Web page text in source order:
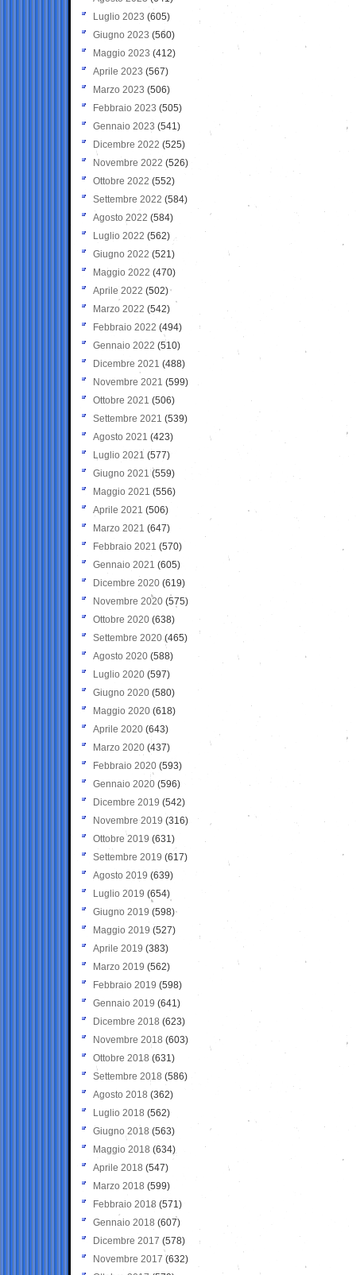
Luglio 2023 (605)
Giugno 2023 (560)
Maggio 2023 (412)
Aprile 2023 (567)
Marzo 2023 (506)
Febbraio 2023 (505)
Gennaio 2023 (541)
Dicembre 2022 (525)
Novembre 2022 (526)
Ottobre 2022 (552)
Settembre 2022 (584)
Agosto 2022 (584)
Luglio 2022 (562)
Giugno 2022 (521)
Maggio 2022 (470)
Aprile 2022 (502)
Marzo 2022 (542)
Febbraio 2022 (494)
Gennaio 2022 (510)
Dicembre 2021 (488)
Novembre 2021 (599)
Ottobre 2021 (506)
Settembre 2021 (539)
Agosto 2021 (423)
Luglio 2021 (577)
Giugno 2021(559)
Maggio 2021 (556)
Aprile 2021 (506)
Marzo 2021 (647)
Febbraio 2021 (570)
Gennaio 2021 (605)
Dicembre 2020 (619)
Novembre 2020 (575)
Ottobre 2020 (638)
Settembre 2020(465)
Agosto 2020 (588)
Luglio 2020 (597)
Giugno 2020 (580)
Maggio 2020 (618)
Aprile 2020 (643)
Marzo 2020 (437)
Febbraio 2020 (593)
Gennaio 2020 (596)
Dicembre 2019 (542)
Novembre 2019 (316)
Ottobre 2019 (631)
Settembre 2019 (617)
Agosto 2019 (639)
Luglio 2019 (654)
Giugno 2019 (598)
Maggio 2019 (527)
Aprile 2019 (383)
Marzo 2019 (562)
Febbraio 2019 (598)
Gennaio 2019 (641)
Dicembre 2018 (623)
Novembre 2018 (603)
Ottobre 2018 (631)
Settembre 2018 (586)
Agosto 2018 (362)
Luglio 2018 (562)
Giugno 2018 (563)
Maggio 2018 (634)
Aprile 2018 (547)
Marzo 2018 (599)
Febbraio 2018 (571)
Gennaio 2018 (607)
Dicembre 2017 (578)
Novembre 2017 (632)